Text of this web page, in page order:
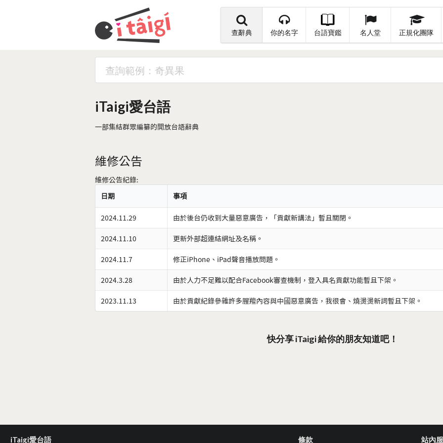
查辭典 你的名字 台語寶鑑 名人堂 正規化團隊
iTaigi愛台語
一部集結群眾編纂的開放台語辭典
維修公告
維修公告紀錄:
日期
事項
2024.11.29 由於後台仍收到大量惡意廣告，「貢獻新講法」暫且關閉。
2024.11.10 更新外部超連結網址及名稱。
2024.11.7 修正iPhone、iPad聲音播放問題。
2024.3.28 由於人力不足難以配合Facebook審查機制，登入具名貢獻功能暫且下架。
2023.11.13 由於貢獻紀錄參雜許多腥羶內容與中國惡意廣告，我很會、燒燙燙新詞暫且下架。
快分享 iTaigi 給你的朋友知道吧！
iTaigi愛台語 條款 站內